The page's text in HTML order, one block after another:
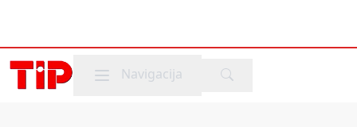
Mobile menu
Navigacija